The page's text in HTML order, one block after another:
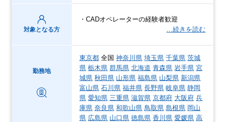
対象となる方
・CADオペレーターの経験者歓迎
…続きを読む
勤務地
東京都 全国神奈川県 埼玉県 千葉県 茨城
県 栃木県 群馬県 北海道 青森県 岩手県 宮
城県 秋田県 山形県 福島県 山梨県 新潟県
富山県 石川県 福井県 長野県 岐阜県 静岡
県 愛知県 三重県 滋賀県 京都府 大阪府 兵
庫県 奈良県 和歌山県 鳥取県 島根県 岡山
県 広島県 山口県 徳島県 香川県 愛媛県 高